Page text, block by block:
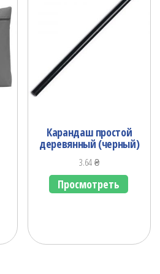
Карандаш простой
деревянный (черный)
3.64₴
Просмотреть